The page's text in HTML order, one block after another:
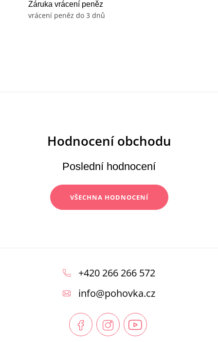
Záruka vrácení peněz
vrácení peněz do 3 dnů
Poslední hodnocení
VŠECHNA HODNOCENÍ
+420 266 266 572
info@pohovka.cz